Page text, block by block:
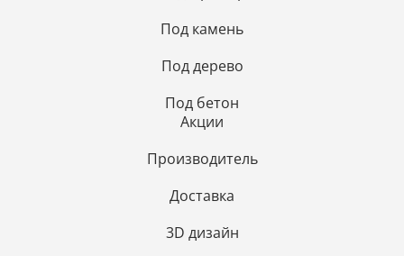
Под камень
Под дерево
Под бетон
Акции
Производитель
Доставка
3D дизайн